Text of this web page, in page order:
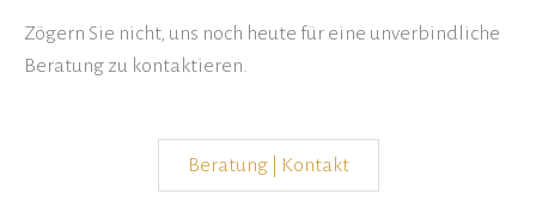
Zögern Sie nicht, uns noch heute für eine unverbindliche
Beratung zu kontaktieren.
Beratung | Kontakt